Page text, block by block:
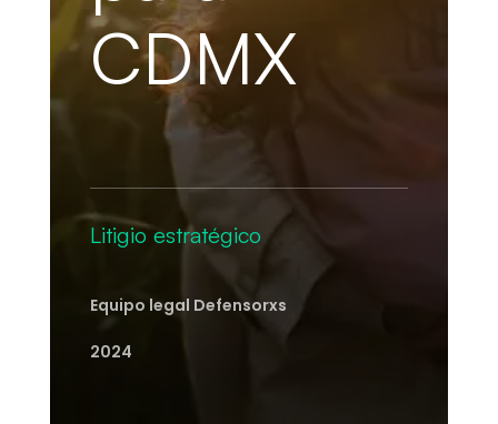
CDMX
Litigio estratégico
Equipo legal Defensorxs
2024